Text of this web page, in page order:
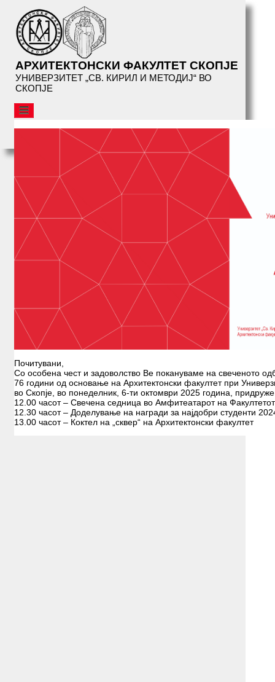
АРХИТЕКТОНСКИ ФАКУЛТЕТ СКОПЈЕ
УНИВЕРЗИТЕТ „СВ. КИРИЛ И МЕТОДИЈ“ ВО
СКОПЈЕ
АФС
ОРГАНИЗАЦИЈА
СТУДИИ
СЕРВИСИ
БИБЛИОТЕКА
НАСТАНИ
АФС
ПРЕДАВАЊА
ИЗЛОЖБИ
РАБОТИЛНИЦИ
ОБУКИ
ЛЕТНА ШКОЛА
ПУБЛИКАЦИИ
АРХИ.ТЕК
АЛУМНИ
КОНТАКТ
Почитувани,
Со особена чест и задоволство Ве покануваме на свеченoто
76 години од основање на Архитектонски факултет при
во Скопје, во понеделник, 6-ти октомври 2025 година,
12.00 часот – Свечена седница во Амфитеатарот на
12.30 часот – Доделување на награди за најдобри студенти
13.00 часот – Коктел на „сквер“ на Архитектонски факултет